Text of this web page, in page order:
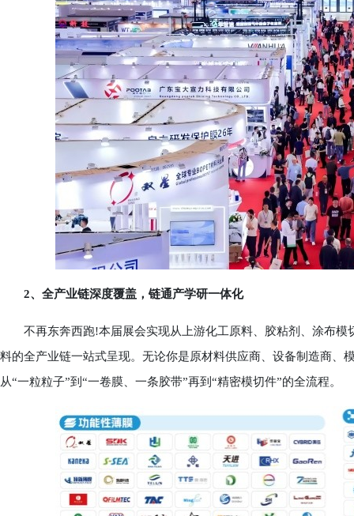
2、全产业链深度覆盖，链通产学研一体化
不再东奔西跑!本届展会实现从上游化工原料、胶粘剂、涂布模
料的全产业链一站式呈现。无论你是原材料供应商、设备制造商、
从“一粒粒子”到“一卷膜、一条胶带”再到“精密模切件”的全流程。